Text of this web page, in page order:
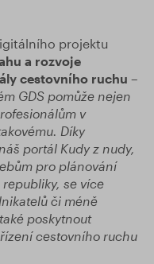
projektu
a rozvoje
cestovního ruchu –
GDS pomůže nejen
v
Díky
portál Kudy z nudy,
pro plánování
se více
či méně
poskytnout
cestovního ruchu